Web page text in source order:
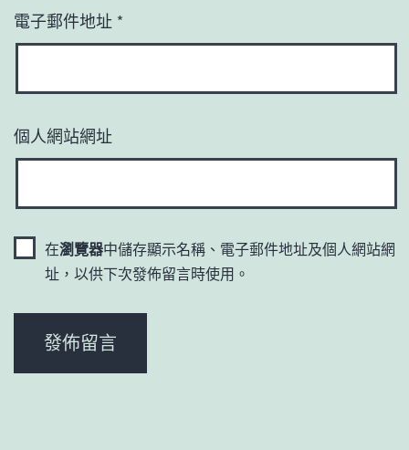
電子郵件地址 *
個人網站網址
在瀏覽器中儲存顯示名稱、電子郵件地址及個人網站網
址，以供下次發佈留言時使用。